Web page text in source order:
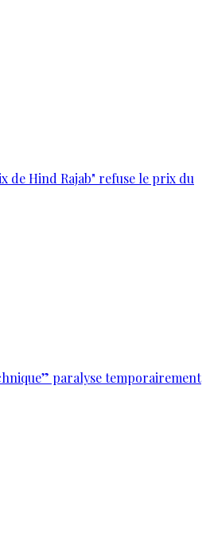
de Hind Rajab" refuse le prix du
paralyse temporairement